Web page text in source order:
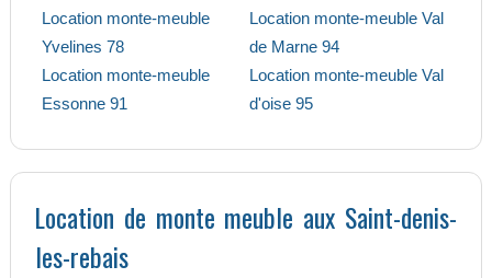
Location monte-meuble
Yvelines 78
Location monte-meuble
Essonne 91
Location monte-meuble Val
de Marne 94
Location monte-meuble Val
d'oise 95
Location de monte meuble aux Saint-denis-
les-rebais